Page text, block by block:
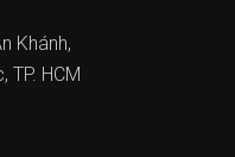
Khánh,
TP. HCM